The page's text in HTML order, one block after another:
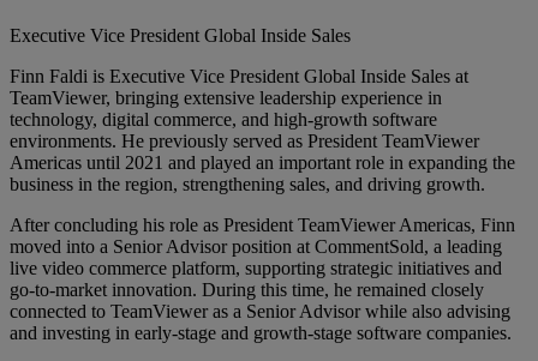
Executive Vice President Global Inside Sales
Finn Faldi is Executive Vice President Global Inside Sales at
TeamViewer, bringing extensive leadership experience in
technology, digital commerce, and high-growth software
environments. He previously served as President TeamViewer
Americas until 2021 and played an important role in expanding the
business in the region, strengthening sales, and driving growth.
After concluding his role as President TeamViewer Americas, Finn
moved into a Senior Advisor position at CommentSold, a leading
live video commerce platform, supporting strategic initiatives and
go-to-market innovation. During this time, he remained closely
connected to TeamViewer as a Senior Advisor while also advising
and investing in early-stage and growth-stage software companies.